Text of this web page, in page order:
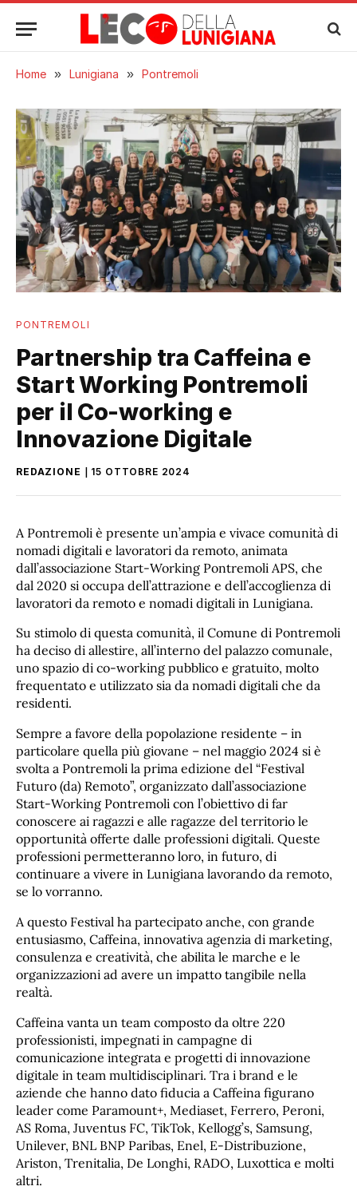
Home » Lunigiana » Pontremoli
PONTREMOLI
Partnership tra Caffeina e
Start Working Pontremoli
per il Co-working e
Innovazione Digitale
REDAZIONE 15 OTTOBRE 2024
A Pontremoli è presente un’ampia e vivace comunità di
nomadi digitali e lavoratori da remoto, animata
dall’associazione Start-Working Pontremoli APS, che
dal 2020 si occupa dell’attrazione e dell’accoglienza di
lavoratori da remoto e nomadi digitali in Lunigiana.
Su stimolo di questa comunità, il Comune di Pontremoli
ha deciso di allestire, all’interno del palazzo comunale,
uno spazio di co-working pubblico e gratuito, molto
frequentato e utilizzato sia da nomadi digitali che da
residenti.
Sempre a favore della popolazione residente – in
particolare quella più giovane – nel maggio 2024 si è
svolta a Pontremoli la prima edizione del “Festival
Futuro (da) Remoto”, organizzato dall’associazione
Start-Working Pontremoli con l’obiettivo di far
conoscere ai ragazzi e alle ragazze del territorio le
opportunità offerte dalle professioni digitali. Queste
professioni permetteranno loro, in futuro, di
continuare a vivere in Lunigiana lavorando da remoto,
se lo vorranno.
A questo Festival ha partecipato anche, con grande
entusiasmo, Caffeina, innovativa agenzia di marketing,
consulenza e creatività, che abilita le marche e le
organizzazioni ad avere un impatto tangibile nella
realtà.
Caffeina vanta un team composto da oltre 220
professionisti, impegnati in campagne di
comunicazione integrata e progetti di innovazione
digitale in team multidisciplinari. Tra i brand e le
aziende che hanno dato fiducia a Caffeina figurano
leader come Paramount+, Mediaset, Ferrero, Peroni,
AS Roma, Juventus FC, TikTok, Kellogg’s, Samsung,
Unilever, BNL BNP Paribas, Enel, E-Distribuzione,
Ariston, Trenitalia, De Longhi, RADO, Luxottica e molti
altri.